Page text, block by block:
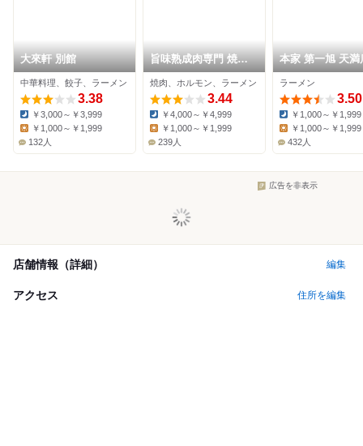
大來軒 別館
中華料理、餃子、ラーメン
3.38
Dinner:
￥3,000～￥3,999
￥1,000～￥1,999
132人
旨味熟成肉専門 焼肉
ふじ山
焼肉、ホルモン、ラーメン
3.44
Dinner:
￥4,000～￥4,999
￥1,000～￥1,999
239人
本家 第一旭 天満
ラーメン
3.50
Dinner:
￥1,000～￥1,999
￥1,000～￥1,999
432人
広告を非表示
店舗情報（詳細） 編集
アクセス 住所を編集